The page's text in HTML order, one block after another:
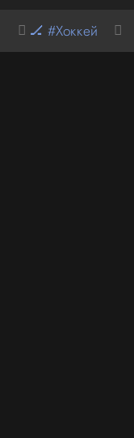
🏒 #Хоккей